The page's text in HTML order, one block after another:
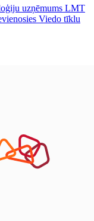
uzņēmums LMT
Viedo tīklu